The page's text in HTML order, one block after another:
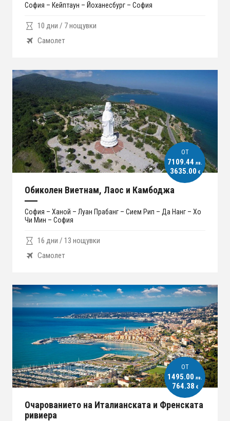
София – Кейптаун – Йоханесбург – София
10 дни / 7 нощувки
Самолет
ОT
7109.44 лв.
3635.00 €
Обиколен Виетнам, Лаос и Камбоджа
София – Ханой – Луан Прабанг – Сием Рип – Да Нанг – Хо
Чи Мин – София
16 дни / 13 нощувки
Самолет
ОT
1495.00 лв.
764.38 €
Очарованието на Италианската и Френската
ривиера